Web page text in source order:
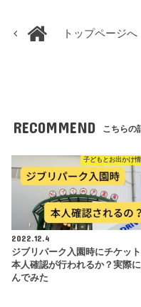
トップページへ
RECOMMEND こちらの
子どもとお出かけ
2022.12.4
ジブリパーク入園時にチケッ
本人確認が行われるか？実際
んでみた